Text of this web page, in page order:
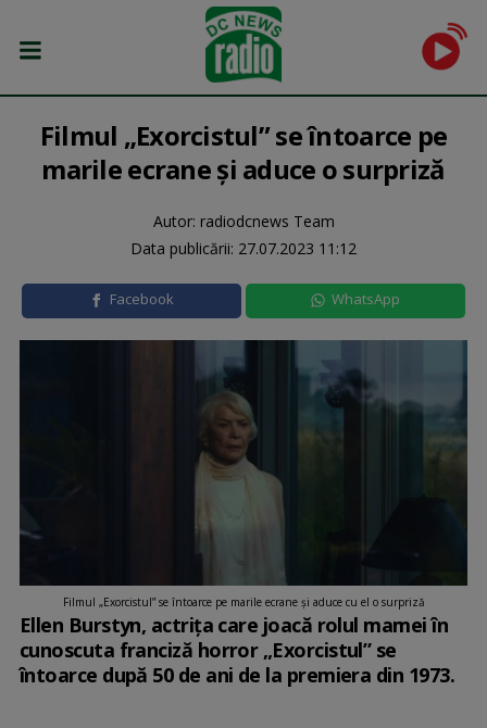
Filmul „Exorcistul” se întoarce pe
marile ecrane și aduce o surpriză
Autor: radiodcnews Team
Data publicării: 27.07.2023 11:12
Facebook WhatsApp
Filmul „Exorcistul” se întoarce pe marile ecrane și aduce cu el o surpriză
Ellen Burstyn, actrița care joacă rolul mamei în
cunoscuta franciză horror „Exorcistul” se
întoarce după 50 de ani de la premiera din 1973.